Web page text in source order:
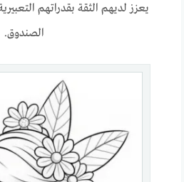
يعزز لديهم الثقة بقدراتهم
الصندوق.